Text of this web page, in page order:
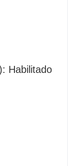
Habilitado